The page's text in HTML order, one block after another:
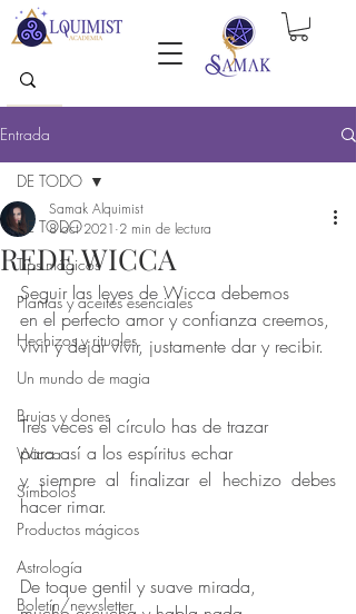
Entrada
DE TODO
Tips mágicos
Plantas y aceites esenciales
Hechizos y rituales
Un mundo de magia
Brujas y dones
Wicca
Símbolos
Productos mágicos
Astrología
Boletín/newsletter
DE TODO
REDE WICCA
Samak Alquimist
8 oct 2021 2 min de lectura
Seguir las leyes de Wicca debemos
en el perfecto amor y confianza creemos,
vivir y dejar vivir, justamente dar y recibir.
Tres veces el círculo has de trazar
para así a los espíritus echar
y siempre al finalizar el hechizo debes
hacer rimar.
De toque gentil y suave mirada,